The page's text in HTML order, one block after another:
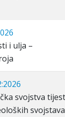
i ulja –
svojstva
svojstava